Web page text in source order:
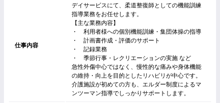
仕事内容
デイサービスにて、柔道整復師としての機能訓練
指導業務をお任せします。
【主な業務内容】
・ 利用者様への個別機能訓練・集団体操の指導
・ 計画書作成・評価のサポート
・ 記録業務
・ 季節行事・レクリエーションの実施 など
急性外傷中心ではなく、慢性的な痛みや身体機能
の維持・向上を目的としたリハビリが中心です。
介護施設が初めての方も、エルダー制度によるマ
ンツーマン指導でしっかりサポートします。